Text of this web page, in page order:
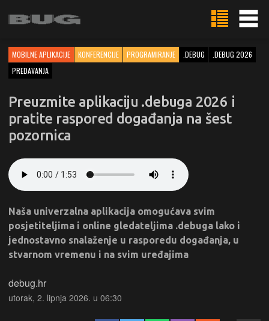
MOBILNE APLIKACIJE KONFERENCIJE PROGRAMIRANJE .DEBUG
.DEBUG 2026
PREDAVANJA
Preuzmite aplikaciju .debuga 2026 i
pratite raspored događanja na šest
pozornica
Naša univerzalna aplikacija omogućava svim
posjetiteljima i online gledateljima .debuga lako i
jednostavno snalaženje u rasporedu događanja, u
stvarnom vremenu i na svim uređajima
debug.hr
utorak, 2. lipnja 2026. u 06:30